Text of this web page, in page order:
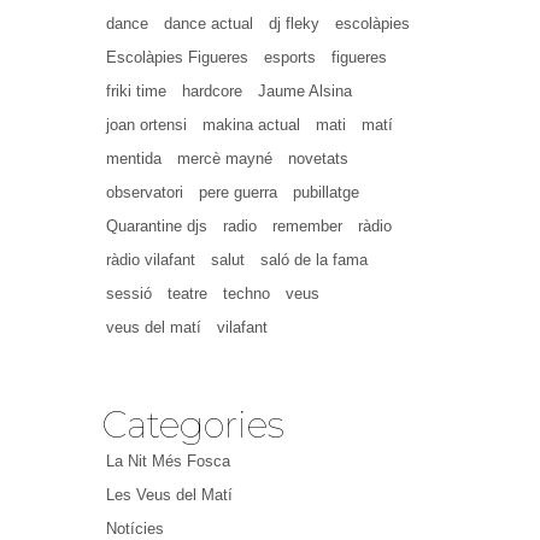
dance
dance actual dj fleky
escolàpies
Escolàpies Figueres
esports
figueres
friki time
hardcore
Jaume Alsina
joan ortensi
makina actual mati
matí
mentida
mercè mayné
novetats
observatori
pere guerra
pubillatge
Quarantine djs
radio remember
ràdio
ràdio vilafant
salut
saló de la fama
sessió
teatre techno
veus
veus del matí
vilafant
Categories
La Nit Més Fosca
Les Veus del Matí
Notícies